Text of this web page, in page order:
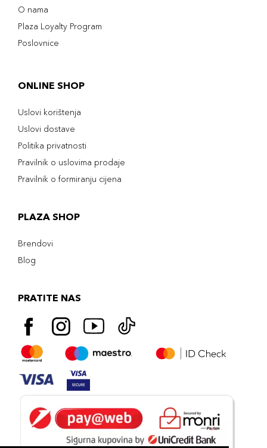
O nama
Plaza Loyalty Program
Poslovnice
ONLINE SHOP
Uslovi korištenja
Uslovi dostave
Politika privatnosti
Pravilnik o uslovima prodaje
Pravilnik o formiranju cijena
PLAZA SHOP
Brendovi
Blog
PRATITE NAS